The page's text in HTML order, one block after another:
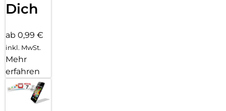
Dich
ab 0,99 €
inkl. MwSt.
Mehr
erfahren